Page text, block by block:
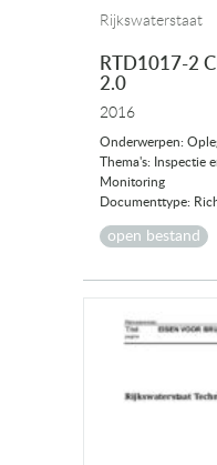
Rijkswaterstaat
RTD1017-2
2.0
2016
Onderwerpen:
Thema's: Inspectie
Monitoring
Documenttype:
open bestand